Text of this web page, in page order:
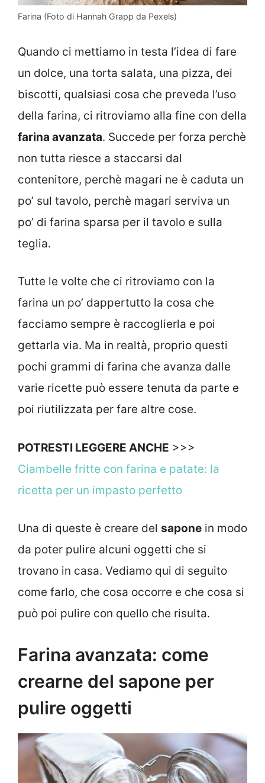
Farina (Foto di Hannah Grapp da Pexels)
Quando ci mettiamo in testa l’idea di fare
un dolce, una torta salata, una pizza, dei
biscotti, qualsiasi cosa che preveda l’uso
della farina, ci ritroviamo alla fine con della
farina avanzata. Succede per forza perchè
non tutta riesce a staccarsi dal
contenitore, perchè magari ne è caduta un
po’ sul tavolo, perchè magari serviva un
po’ di farina sparsa per il tavolo e sulla
teglia.
Tutte le volte che ci ritroviamo con la
farina un po’ dappertutto la cosa che
facciamo sempre è raccoglierla e poi
gettarla via. Ma in realtà, proprio questi
pochi grammi di farina che avanza dalle
varie ricette può essere tenuta da parte e
poi riutilizzata per fare altre cose.
POTRESTI LEGGERE ANCHE >>>
Ciambelle fritte con farina e patate: la
ricetta per un impasto perfetto
Una di queste è creare del sapone in modo
da poter pulire alcuni oggetti che si
trovano in casa. Vediamo qui di seguito
come farlo, che cosa occorre e che cosa si
può poi pulire con quello che risulta.
Farina avanzata: come
crearne del sapone per
pulire oggetti